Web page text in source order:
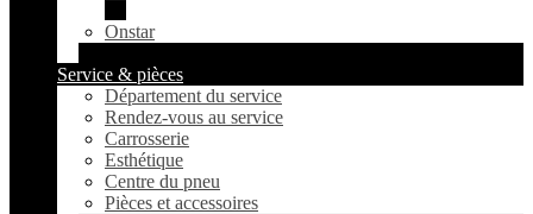
Onstar
Service & pièces
Département du service
Rendez-vous au service
Carrosserie
Esthétique
Centre du pneu
Pièces et accessoires